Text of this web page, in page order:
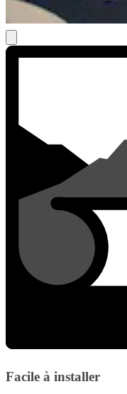
Facile à installer